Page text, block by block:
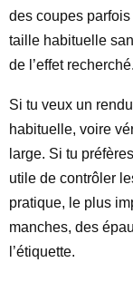
des coupes
taille habituelle
de l’effet recherché.
Si tu veux un
habituelle, voire
large. Si tu
utile de contrôler
pratique, le plus
manches, des
l’étiquette.